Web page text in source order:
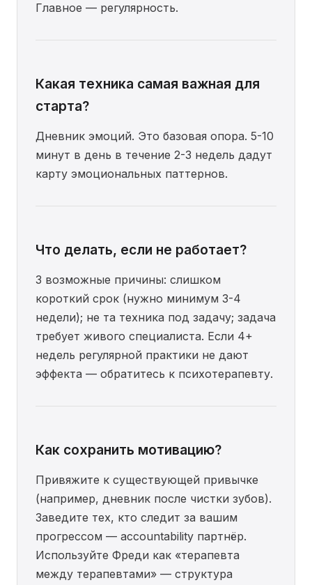
Главное — регулярность.
Какая техника самая важная для
старта?
Дневник эмоций. Это базовая опора. 5-10
минут в день в течение 2-3 недель дадут
карту эмоциональных паттернов.
Что делать, если не работает?
3 возможные причины: слишком
короткий срок (нужно минимум 3-4
недели); не та техника под задачу; задача
требует живого специалиста. Если 4+
недель регулярной практики не дают
эффекта — обратитесь к психотерапевту.
Как сохранить мотивацию?
Привяжите к существующей привычке
(например, дневник после чистки зубов).
Заведите тех, кто следит за вашим
прогрессом — accountability партнёр.
Используйте Фреди как «терапевта
между терапевтами» — структура